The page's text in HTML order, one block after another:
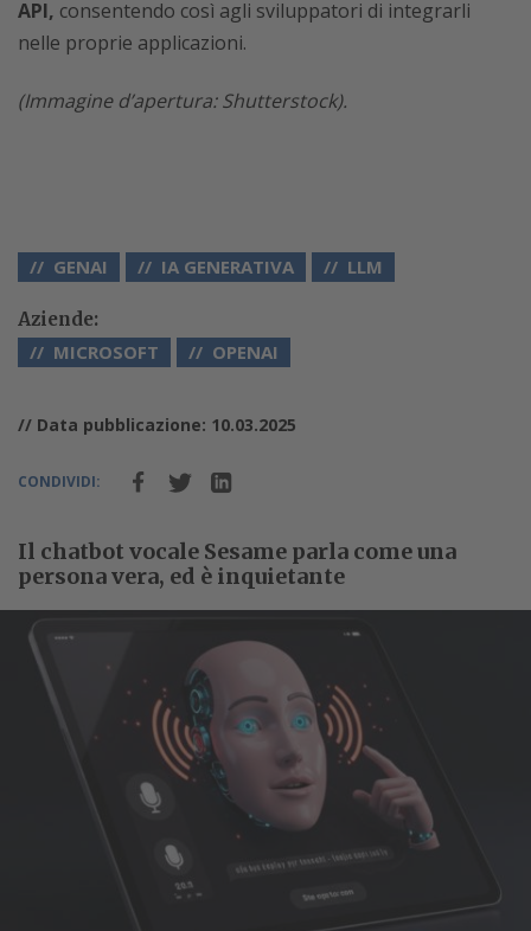
API, consentendo così agli sviluppatori di integrarli
nelle proprie applicazioni.
(Immagine d’apertura: Shutterstock).
GENAI IA GENERATIVA LLM
Aziende:
MICROSOFT OPENAI
// Data pubblicazione: 10.03.2025
CONDIVIDI:
Il chatbot vocale Sesame parla come una
persona vera, ed è inquietante